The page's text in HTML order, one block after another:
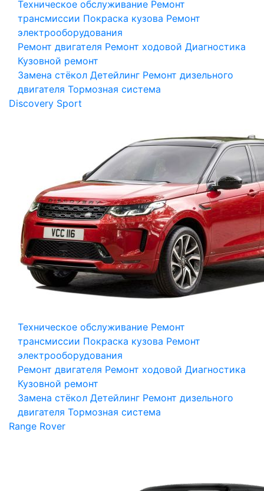
Техническое обслуживание Ремонт
трансмиссии Покраска кузова Ремонт
электрооборудования
Ремонт двигателя Ремонт ходовой Диагностика
Кузовной ремонт
Замена стёкол Детейлинг Ремонт дизельного
двигателя Тормозная система
Discovery Sport
Техническое обслуживание Ремонт
трансмиссии Покраска кузова Ремонт
электрооборудования
Ремонт двигателя Ремонт ходовой Диагностика
Кузовной ремонт
Замена стёкол Детейлинг Ремонт дизельного
двигателя Тормозная система
Range Rover